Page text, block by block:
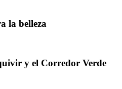
la belleza
y el Corredor Verde